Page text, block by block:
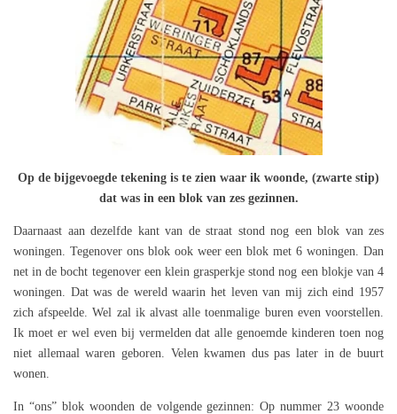
Op de bijgevoegde tekening is te zien waar ik woonde, (zwarte stip)
dat was in een blok van zes gezinnen.
Daarnaast aan dezelfde kant van de straat stond nog een blok van zes
woningen. Tegenover ons blok ook weer een blok met 6 woningen. Dan
net in de bocht tegenover een klein grasperkje stond nog een blokje van 4
woningen. Dat was de wereld waarin het leven van mij zich eind 1957
zich afspeelde. Wel zal ik alvast alle toenmalige buren even voorstellen.
Ik moet er wel even bij vermelden dat alle genoemde kinderen toen nog
niet allemaal waren geboren. Velen kwamen dus pas later in de buurt
wonen.
In “ons” blok woonden de volgende gezinnen: Op nummer 23 woonde